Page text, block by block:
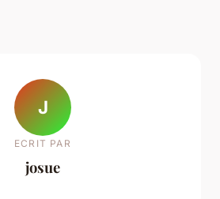
J
ECRIT PAR
josue